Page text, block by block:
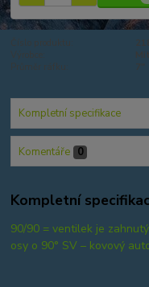
Kompletní specifikace
Komentáře 0
Kompletní
90/90 = ventilek je
osy o 90° SV – kovový